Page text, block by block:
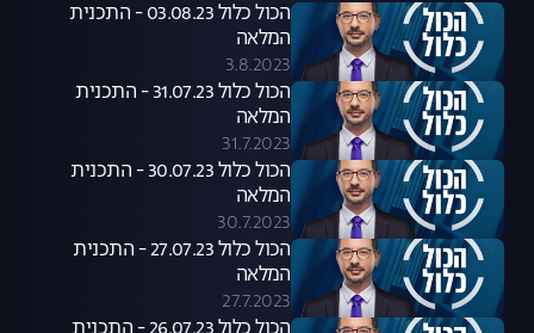
הכול כלול 03.08.23 - התכנית
המלאה
3.8.2023
הכול כלול 31.07.23 - התכנית
המלאה
31.7.2023
הכול כלול 30.07.23 - התכנית
המלאה
30.7.2023
הכול כלול 27.07.23 - התכנית
המלאה
27.7.2023